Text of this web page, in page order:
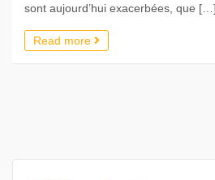
sont aujourd’hui exacerbées, que […]
Read more